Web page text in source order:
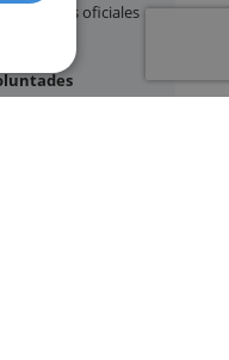
oficiales